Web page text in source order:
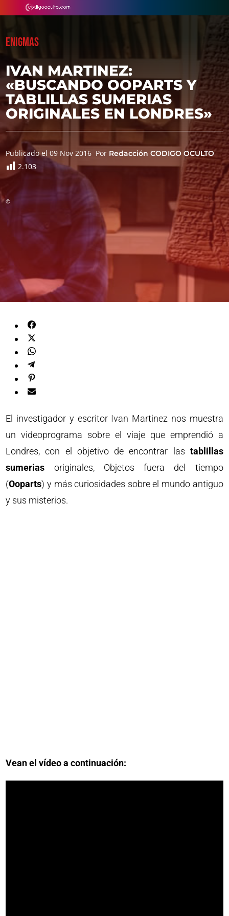
ENIGMAS
IVAN MARTINEZ:
«BUSCANDO OOPARTS Y
TABLILLAS SUMERIAS
ORIGINALES EN LONDRES»
Publicado el 09 Nov 2016 Por Redacción CODIGO OCULTO
2.103
©
El investigador y escritor Ivan Martinez nos muestra
un videoprograma sobre el viaje que emprendió a
Londres, con el objetivo de encontrar las tablillas
sumerias originales, Objetos fuera del tiempo
(Ooparts) y más curiosidades sobre el mundo antiguo
y sus misterios.
Vean el vídeo a continuación: